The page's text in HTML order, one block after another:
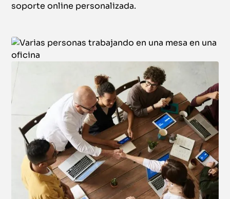
soporte online personalizada.